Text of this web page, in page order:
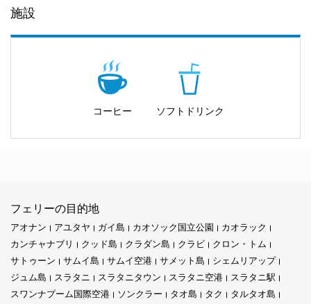
: この運航会社は、時間厳守のサービスと信頼性の高いスケ
ジュールで知られており、旅行者が計画を立てやすくしていま
なスケジュール、親切なスタッフを提供することで顧客満足を優
概要: 提供される一部の目的地
信頼性の高い接続：私たちのフェリーサービスは、さまざまな目
体験を保証します。
まな魅力的な目的地を探索してください。
顧客重視：あなたは私たちの最優先事項であり、素晴らしい体験
を作り出すために努力します。
一目でわかる：提供する目的地のいくつか
るのが簡単になります。美しいサンゴ礁を探検し、優雅な海亀に
出会い、海中の驚異の世界に浸ってください。
でリラックス：自然の隠れ家
リラクゼーションと自然の美しさを求めているなら、パンガン島
ビーチ、そして心を癒す穏やかな雰囲気を提供します。島に上陸
サムイ島を体験：トロピカルジェム
サムイ島に向かう航海中、このトロピカルジェムに驚かされる準
備をしてください。美しいビーチから活気ある市場、文化的な驚
きまで、サムイ島にはすべての人に何かがあります。Lomprayah
施設
コーヒー ソフトドリンク
フェリーの目的地
アオナン アユタヤ ガイ島 カオソック国立公園
カオラック
カンチャナブリ
クッド島 クラダン島 クラビ
クロン・トム
サトゥーン
サムイ島 サムイ空港 サメット島
シェムリアップ
ジュム島
スラタニ スラタニタウン スラタニ空港
スラタニ駅
スワンナプーム国際空港
ソンクラー タオ島 タク
タルタオ島